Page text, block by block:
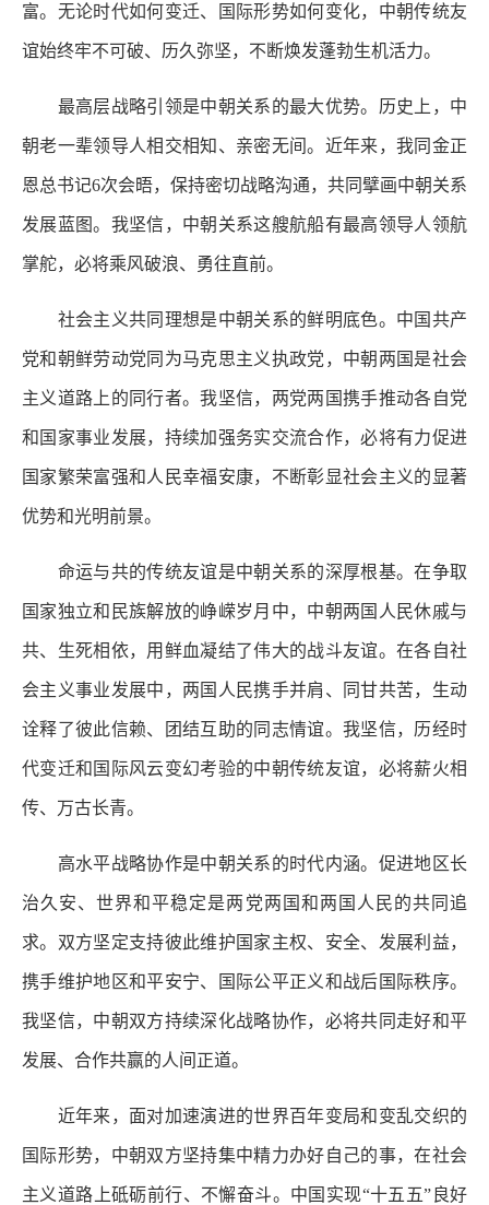
富。无论时代如何变迁、国际形势如何变化，中朝传统友
谊始终牢不可破、历久弥坚，不断焕发蓬勃生机活力。
最高层战略引领是中朝关系的最大优势。历史上，中
朝老一辈领导人相交相知、亲密无间。近年来，我同金正
恩总书记6次会晤，保持密切战略沟通，共同擘画中朝关系
发展蓝图。我坚信，中朝关系这艘航船有最高领导人领航
掌舵，必将乘风破浪、勇往直前。
社会主义共同理想是中朝关系的鲜明底色。中国共产
党和朝鲜劳动党同为马克思主义执政党，中朝两国是社会
主义道路上的同行者。我坚信，两党两国携手推动各自党
和国家事业发展，持续加强务实交流合作，必将有力促进
国家繁荣富强和人民幸福安康，不断彰显社会主义的显著
优势和光明前景。
命运与共的传统友谊是中朝关系的深厚根基。在争取
国家独立和民族解放的峥嵘岁月中，中朝两国人民休戚与
共、生死相依，用鲜血凝结了伟大的战斗友谊。在各自社
会主义事业发展中，两国人民携手并肩、同甘共苦，生动
诠释了彼此信赖、团结互助的同志情谊。我坚信，历经时
代变迁和国际风云变幻考验的中朝传统友谊，必将薪火相
传、万古长青。
高水平战略协作是中朝关系的时代内涵。促进地区长
治久安、世界和平稳定是两党两国和两国人民的共同追
求。双方坚定支持彼此维护国家主权、安全、发展利益，
携手维护地区和平安宁、国际公平正义和战后国际秩序。
我坚信，中朝双方持续深化战略协作，必将共同走好和平
发展、合作共赢的人间正道。
近年来，面对加速演进的世界百年变局和变乱交织的
国际形势，中朝双方坚持集中精力办好自己的事，在社会
主义道路上砥砺前行、不懈奋斗。中国实现“十五五”良好